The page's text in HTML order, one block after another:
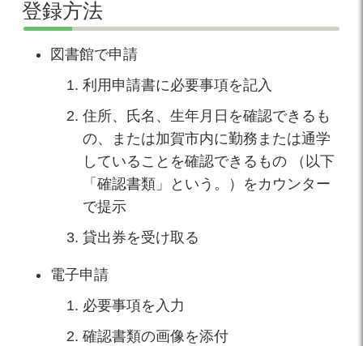
登録方法
図書館で申請
利用申請書に必要事項を記入
住所、氏名、生年月日を確認できるも
の、または加賀市内に勤務または通学
していることを確認できるもの （以下
「確認書類」という。）をカウンター
で提示
貸出券を受け取る
電子申請
必要事項を入力
確認書類の画像を添付